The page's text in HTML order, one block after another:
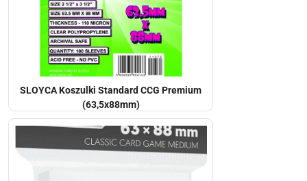
SLOYCA Koszulki Standard CCG Premium
(63,5x88mm)